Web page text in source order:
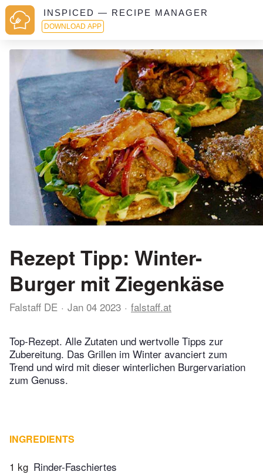
INSPICED — RECIPE MANAGER
DOWNLOAD APP
Rezept Tipp: Winter-
Burger mit Ziegenkäse
Falstaff DE Jan 04 2023 falstaff.at
Top-Rezept. Alle Zutaten und wertvolle Tipps zur
Zubereitung. Das Grillen im Winter avanciert zum
Trend und wird mit dieser winterlichen Burgervariation
zum Genuss.
INGREDIENTS
1 kg Rinder-Faschiertes